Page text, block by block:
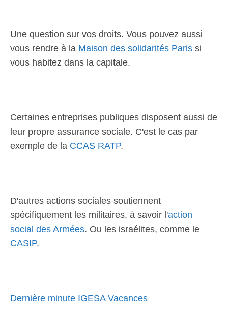
Une question sur vos droits. Vous pouvez aussi
vous rendre à la Maison des solidarités Paris si
vous habitez dans la capitale.
Certaines entreprises publiques disposent aussi de
leur propre assurance sociale. C'est le cas par
exemple de la CCAS RATP.
D'autres actions sociales soutiennent
spécifiquement les militaires, à savoir l'action
social des Armées. Ou les israélites, comme le
CASIP.
Dernière minute IGESA Vacances